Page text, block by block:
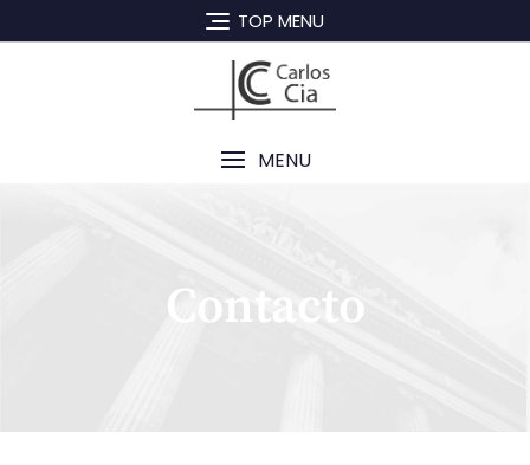
TOP MENU
MENU
Contacto